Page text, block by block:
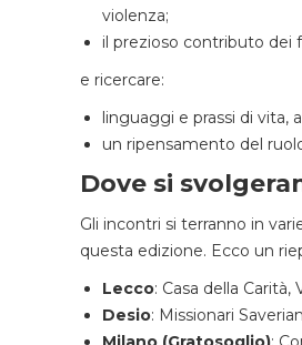
violenza;
il prezioso contributo
e ricercare:
linguaggi e prassi di vita,
un ripensamento del
Dove si
Gli incontri si terranno in
questa edizione. Ecco un
Lecco: Casa della Carità,
Desio: Missionari